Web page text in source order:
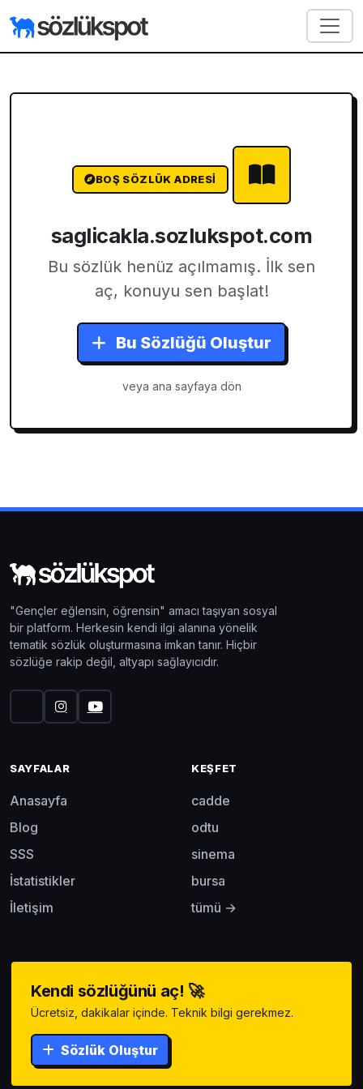
BOŞ SÖZLÜK ADRESI
saglicakla.sozlukspot.com
Bu sözlük henüz açılmamış. İlk sen
aç, konuyu sen başlat!
Bu Sözlüğü Oluştur
veya ana sayfaya dön
"Gençler eğlensin, öğrensin" amacı taşıyan sosyal
bir platform. Herkesin kendi ilgi alanına yönelik
tematik sözlük oluşturmasına imkan tanır. Hiçbir
sözlüğe rakip değil, altyapı sağlayıcıdır.
SAYFALAR
Anasayfa
Blog
SSS
İstatistikler
İletişim
KEŞFET
cadde
odtu
sinema
bursa
tümü →
Kendi sözlüğünü aç! 🚀
Ücretsiz, dakikalar içinde. Teknik bilgi gerekmez.
Sözlük Oluştur